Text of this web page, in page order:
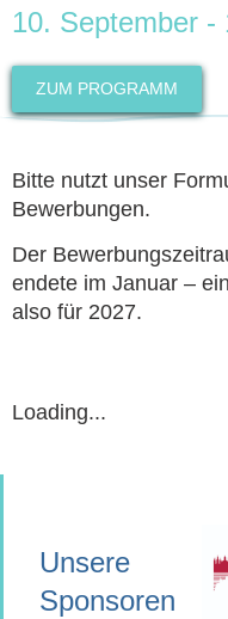
10. September -
ZUM PROGRAMM
Bitte nutzt unser
Bewerbungen.
Der
endete im Januar –
also für 2027.
Loading...
Unsere
Sponsoren